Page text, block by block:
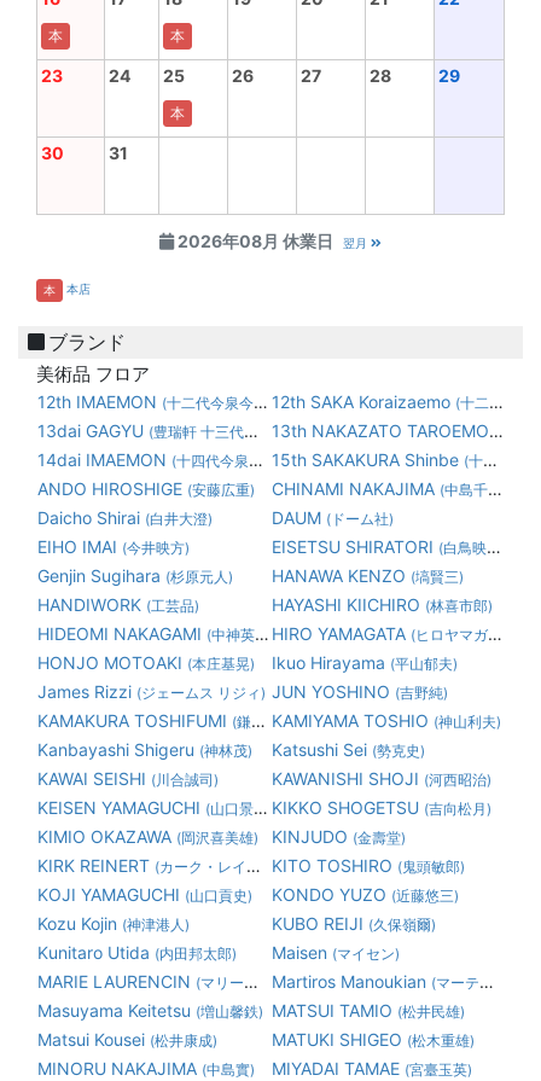
2026年08月 休業日 翌月
本 本
23 24 25
本
26 27 28 29
30 31
本 本店
ブランド
美術品 フロア
12th IMAEMON (十二代今泉今右衛門) 12th SAKA Koraizaemo (十二代 坂 高麗左衛門)
13dai GAGYU (豊瑞軒 十三代横石臥牛) 13th NAKAZATO TAROEMON
14dai IMAEMON (十四代今泉今右衛門) 15th SAKAKURA Shinbe (十五代 坂倉 新兵衛)
ANDO HIROSHIGE (安藤広重) CHINAMI NAKAJIMA (中島千波)
Daicho Shirai (白井大澄) DAUM (ドーム社)
EIHO IMAI (今井映方) EISETSU SHIRATORI (白鳥映雪)
Genjin Sugihara (杉原元人) HANAWA KENZO (塙賢三)
HANDIWORK (工芸品) HAYASHI KIICHIRO (林喜市郎)
HIDEOMI NAKAGAMI (中神英臣) HIRO YAMAGATA (ヒロヤマガタ 山形博道)
HONJO MOTOAKI (本庄基晃) Ikuo Hirayama (平山郁夫)
James Rizzi (ジェームス リジィ) JUN YOSHINO (吉野純)
KAMAKURA TOSHIFUMI (鎌倉俊文) KAMIYAMA TOSHIO (神山利夫)
Kanbayashi Shigeru (神林茂) Katsushi Sei (勢克史)
KAWAI SEISHI (川合誠司) KAWANISHI SHOJI (河西昭治)
KEISEN YAMAGUCHI (山口景泉) KIKKO SHOGETSU (吉向松月)
KIMIO OKAZAWA (岡沢喜美雄) KINJUDO (金壽堂)
KIRK REINERT (カーク・レイナート) KITO TOSHIRO (鬼頭敏郎)
KOJI YAMAGUCHI (山口貢史) KONDO YUZO (近藤悠三)
Kozu Kojin (神津港人) KUBO REIJI (久保嶺爾)
Kunitaro Utida (内田邦太郎) Maisen (マイセン)
MARIE LAURENCIN (マリーローランサン) Martiros Manoukian (マーティロ マヌキアン)
Masuyama Keitetsu (増山馨鉄) MATSUI TAMIO (松井民雄)
Matsui Kousei (松井康成) MATUKI SHIGEO (松木重雄)
MINORU NAKAJIMA (中島實) MIYADAI TAMAE (宮臺玉英)